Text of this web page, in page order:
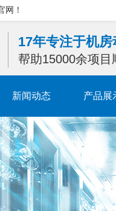
网！
17年专注于机
帮助15000余项目
新闻动态 产品展